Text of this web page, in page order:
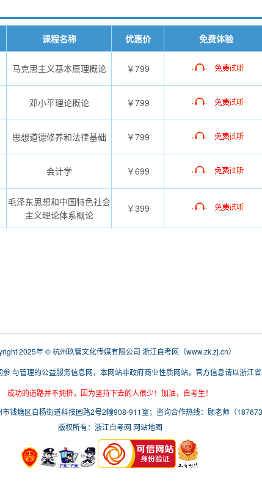
课程名称 优惠价 免费体验
马克思主义基本原理概论 ￥799
邓小平理论概论 ￥799
思想道德修养和法律基础 ￥799
会计学 ￥699
毛泽东思想和中国特色社会
主义理论体系概论
￥399
2025年 © 杭州玖管文化传媒有限公司 浙江自考网 （www.zk.zj.cn）
与管理的公益服务信息网，本网站非政府商业性质网站，官方信息请以浙江省
成功的道路并不拥挤，因为坚持下去的人很少！加油，自考生！
钱塘区白杨街道科技园路2号2幢908-911室；咨询合作热线：顾老师（
版权所有：浙江自考网 网站地图